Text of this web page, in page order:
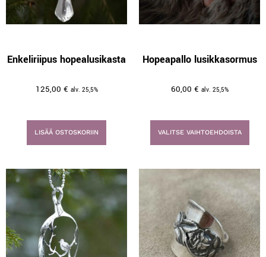
Enkeliriipus hopealusikasta
125,00 € alv. 25,5%
LISÄÄ OSTOSKORIIN
Hopeapallo lusikkasormus
60,00 € alv. 25,5%
VALITSE VAIHTOEHDOISTA